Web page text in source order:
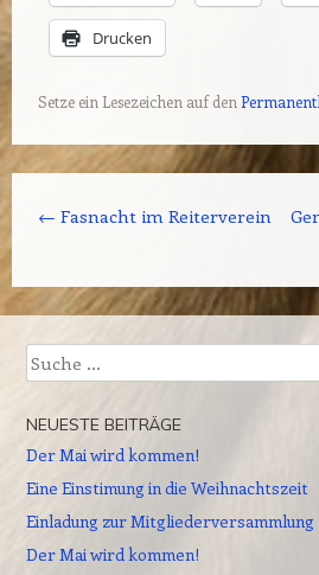
Drucken
Setze ein Lesezeichen auf den
← Fasnacht im Reiterverein
Suche
NEUESTE BEITRÄGE
Der Mai wird kommen!
Eine Einstimung in die Weihnachtszeit
Einladung zur Mitgliederversammlung
Der Mai wird kommen!